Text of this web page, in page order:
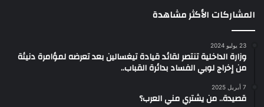
المشاركات الأكثر مشاهدة
23 يوليو 2024
وزارة الداخلية تنتصر لقائد قيادة تيغسالين بعد تعرضه لمؤامرة دنيئة
من إخراج لوبي الفساد بدائرة القباب..
7 أبريل 2025
قصيدة.. من يشتري مني العرب؟